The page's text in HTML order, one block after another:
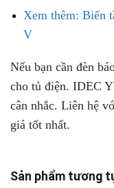
Xem thêm: Biến
V
Nếu bạn cần đèn
cho tủ điện. IDEC
cân nhắc. Liên hệ
giá tốt nhất.
Sản phẩm tương